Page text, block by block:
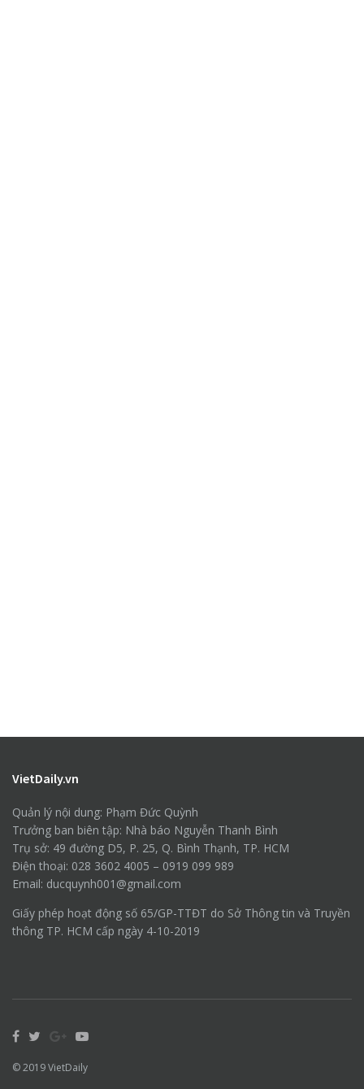
VietDaily.vn
Quản lý nội dung: Phạm Đức Quỳnh
Trưởng ban biên tập: Nhà báo Nguyễn Thanh Bình
Trụ sở: 49 đường D5, P. 25, Q. Bình Thạnh, TP. HCM
Điện thoại: 028 3602 4005 – 0919 099 989
Email: ducquynh001@gmail.com
Giấy phép hoạt động số 65/GP-TTĐT do Sở Thông tin và Truyền
thông TP. HCM cấp ngày 4-10-2019
© 2019VietDaily